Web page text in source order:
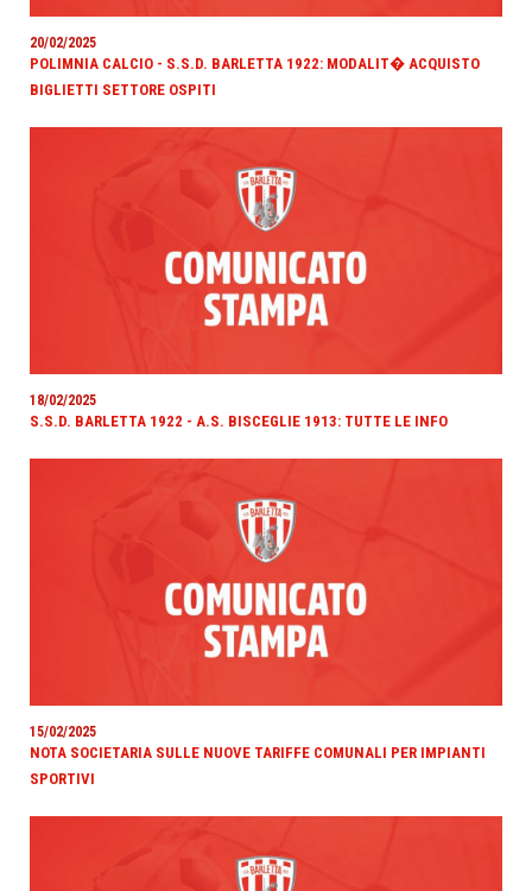
20/02/2025
POLIMNIA CALCIO - S.S.D. BARLETTA 1922: MODALIT� ACQUISTO
BIGLIETTI SETTORE OSPITI
18/02/2025
S.S.D. BARLETTA 1922 - A.S. BISCEGLIE 1913: TUTTE LE INFO
15/02/2025
NOTA SOCIETARIA SULLE NUOVE TARIFFE COMUNALI PER IMPIANTI
SPORTIVI